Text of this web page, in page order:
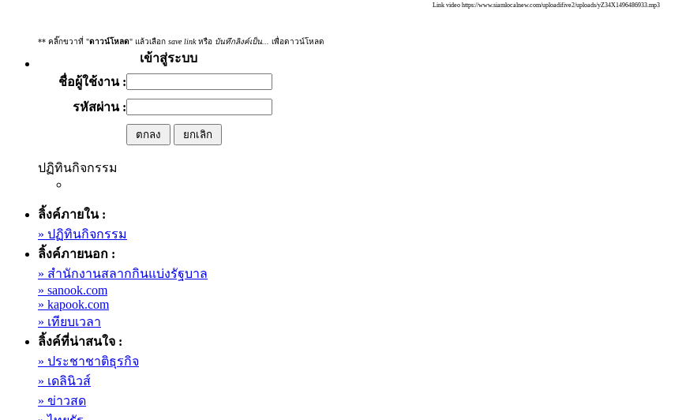
Link video https://www.siamlocalnew.com/uploadifive2/uploads/yZ34X1496486933.mp3
** คลิ๊กขวาที่ "ดาวน์โหลด" แล้วเลือก save linkหรือ บันทึกลิงค์เป็น... เพื่อดาวน์โหลด
เข้าสู่ระบบ
ชื่อผู้ใช้งาน :
รหัสผ่าน :
ปฏิทินกิจกรรม
ลิ้งค์ภายใน :
» ปฏิทินกิจกรรม
ลิ้งค์ภายนอก :
» สำนักงานสลากกินแบ่งรัฐบาล
» sanook.com
» kapook.com
» เทียบเวลา
ลิ้งค์ที่น่าสนใจ :
» ประชาชาติธุรกิจ
» เดลินิวส์
» ข่าวสด